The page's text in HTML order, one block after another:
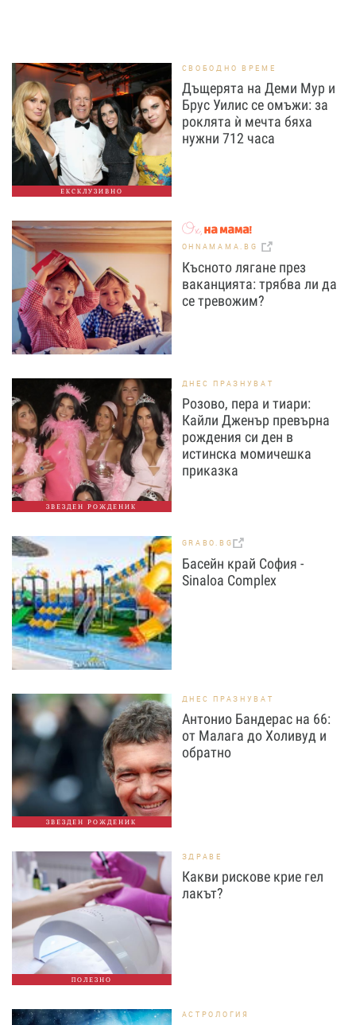
ЕКСКЛУЗИВНО
СВОБОДНО ВРЕМЕ
Дъщерята на Деми Мур и
Брус Уилис се омъжи: за
роклята ѝ мечта бяха
нужни 712 часа
OHNAMAMA.BG
Късното лягане през
ваканцията: трябва ли да
се тревожим?
ЗВЕЗДЕН РОЖДЕНИК
ДНЕС ПРАЗНУВАТ
Розово, пера и тиари:
Кайли Дженър превърна
рождения си ден в
истинска момичешка
приказка
GRABO.BG
Басейн край София -
Sinaloa Complex
ЗВЕЗДЕН РОЖДЕНИК
ДНЕС ПРАЗНУВАТ
Антонио Бандерас на 66:
от Малага до Холивуд и
обратно
ПОЛЕЗНО
ЗДРАВЕ
Какви рискове крие гел
лакът?
АСТРОЛОГИЯ